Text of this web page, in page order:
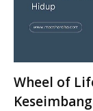
Wheel of